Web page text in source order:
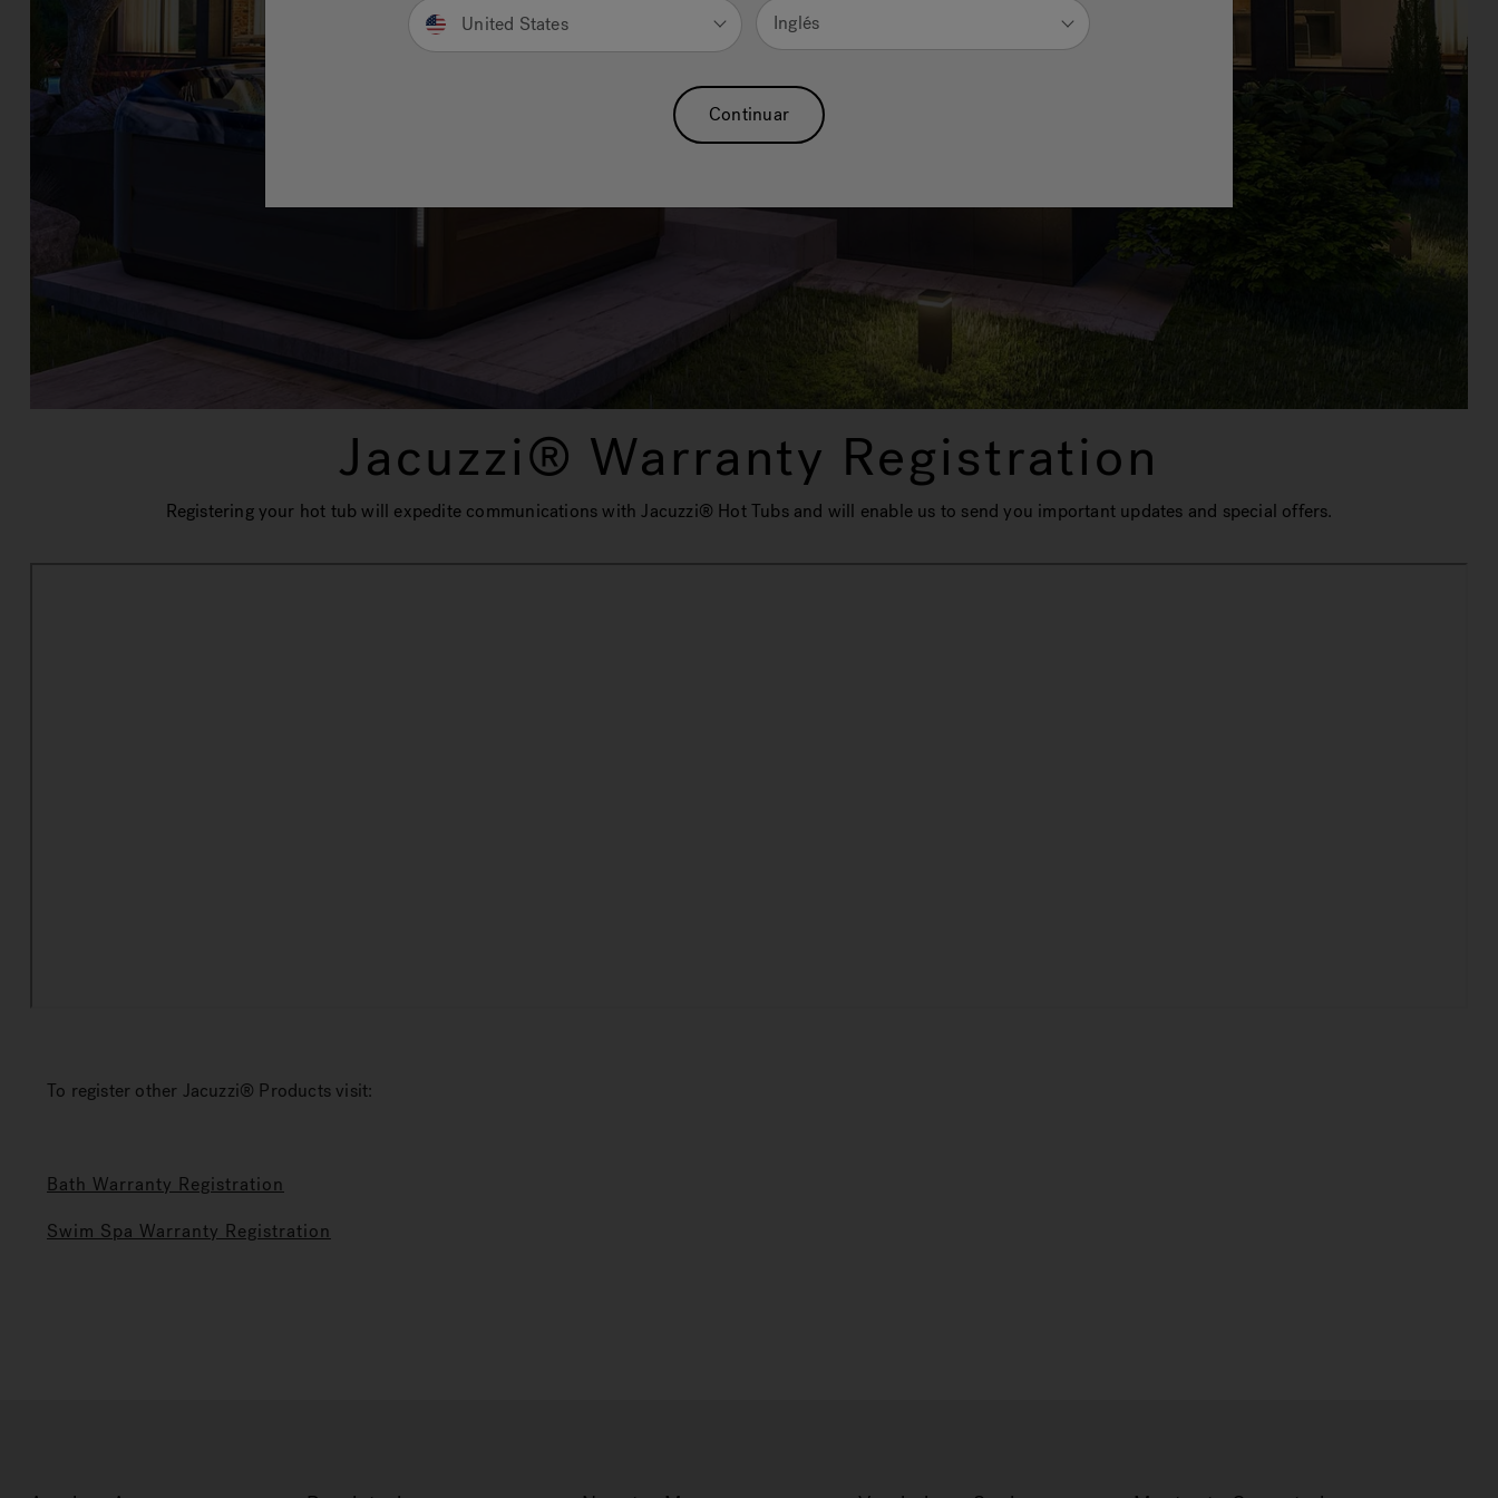
Jacuzzi® Warranty Registration
Registering your hot tub will expedite communications with Jacuzzi® Hot Tubs and will enable us to send you important updates and special offers.
To register other Jacuzzi® Products visit:
Bath Warranty Registration
Swim Spa Warranty Registration
United States Inglés
Continuar